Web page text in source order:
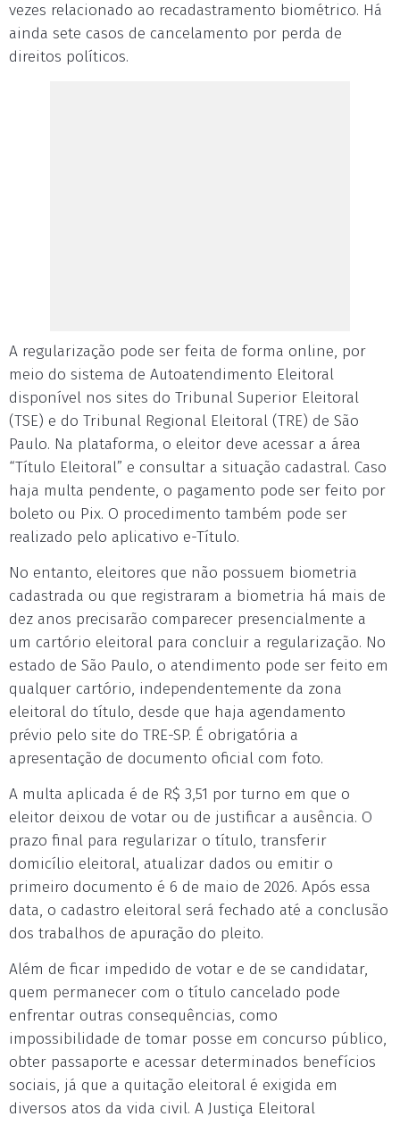
vezes relacionado ao recadastramento biométrico. Há
ainda sete casos de cancelamento por perda de
direitos políticos.
A regularização pode ser feita de forma online, por
meio do sistema de Autoatendimento Eleitoral
disponível nos sites do Tribunal Superior Eleitoral
(TSE) e do Tribunal Regional Eleitoral (TRE) de São
Paulo. Na plataforma, o eleitor deve acessar a área
“Título Eleitoral” e consultar a situação cadastral. Caso
haja multa pendente, o pagamento pode ser feito por
boleto ou Pix. O procedimento também pode ser
realizado pelo aplicativo e-Título.
No entanto, eleitores que não possuem biometria
cadastrada ou que registraram a biometria há mais de
dez anos precisarão comparecer presencialmente a
um cartório eleitoral para concluir a regularização. No
estado de São Paulo, o atendimento pode ser feito em
qualquer cartório, independentemente da zona
eleitoral do título, desde que haja agendamento
prévio pelo site do TRE-SP. É obrigatória a
apresentação de documento oficial com foto.
A multa aplicada é de R$ 3,51 por turno em que o
eleitor deixou de votar ou de justificar a ausência. O
prazo final para regularizar o título, transferir
domicílio eleitoral, atualizar dados ou emitir o
primeiro documento é 6 de maio de 2026. Após essa
data, o cadastro eleitoral será fechado até a conclusão
dos trabalhos de apuração do pleito.
Além de ficar impedido de votar e de se candidatar,
quem permanecer com o título cancelado pode
enfrentar outras consequências, como
impossibilidade de tomar posse em concurso público,
obter passaporte e acessar determinados benefícios
sociais, já que a quitação eleitoral é exigida em
diversos atos da vida civil. A Justiça Eleitoral